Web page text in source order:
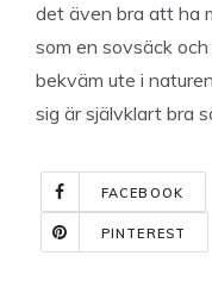
det även bra att ha
som en sovsäck
bekväm ute i
sig är självklart bra
FACEBOOK
PINTEREST